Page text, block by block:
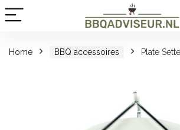
Home BBQ accessoires Plate